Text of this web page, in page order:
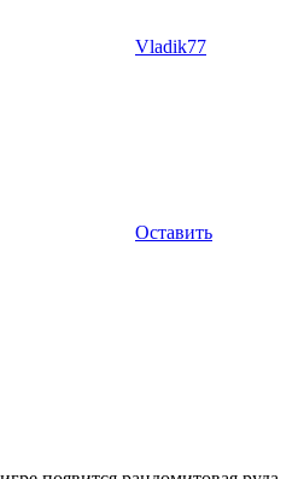
Vladik77
Оставить